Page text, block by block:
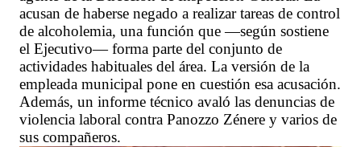
acusan de haberse negado a realizar tareas de control
de alcoholemia, una función que —según sostiene
el Ejecutivo— forma parte del conjunto de
actividades habituales del área. La versión de la
empleada municipal pone en cuestión esa acusación.
Además, un informe técnico avaló las denuncias de
violencia laboral contra Panozzo Zénere y varios de
sus compañeros.